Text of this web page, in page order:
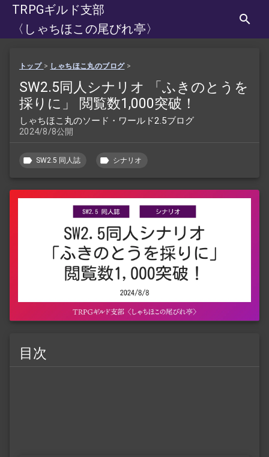
TRPGギルド支部
〈しゃちほこの尾びれ亭〉
トップ > しゃちほこ丸のブログ>
SW2.5同人シナリオ 「ふきのとうを
採りに」 閲覧数1,000突破！
しゃちほこ丸のソード・ワールド2.5ブログ
2024/8/8公開
SW2.5 同人誌 シナリオ
目次